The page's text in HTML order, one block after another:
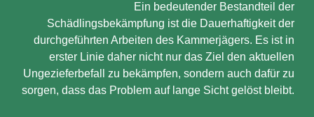
Ein bedeutender Bestandteil der
Schädlingsbekämpfung ist die Dauerhaftigkeit der
durchgeführten Arbeiten des Kammerjägers. Es ist in
erster Linie daher nicht nur das Ziel den aktuellen
Ungezieferbefall zu bekämpfen, sondern auch dafür zu
sorgen, dass das Problem auf lange Sicht gelöst bleibt.